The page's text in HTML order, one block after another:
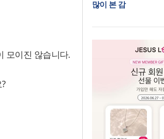
모이진 않습니다.
한미동맹의 가
한기연 “전쟁
중증 입원·재
많이 본 감